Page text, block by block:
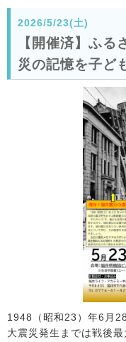
2026/5/23(土)
【開催済】ふ
災の記憶を子ど
1948（昭和23）年6月
大震災発生までは戦後